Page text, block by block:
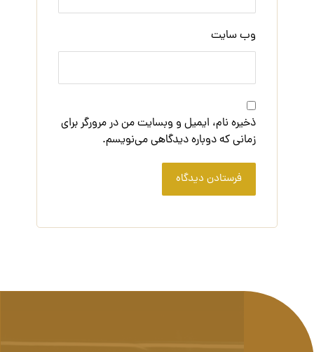
وب‌ سایت
ذخیره نام، ایمیل و وبسایت من در مرورگر برای
زمانی که دوباره دیدگاهی می‌نویسم.
فرستادن دیدگاه